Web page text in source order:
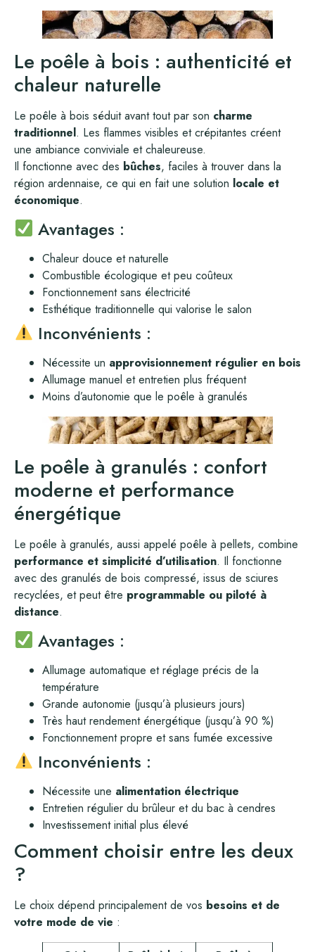
Le poêle à bois : authenticité et
chaleur naturelle
Le poêle à bois séduit avant tout par son charme
traditionnel. Les flammes visibles et crépitantes créent
une ambiance conviviale et chaleureuse.
Il fonctionne avec des bûches, faciles à trouver dans la
région ardennaise, ce qui en fait une solution locale et
économique.
Avantages :
Chaleur douce et naturelle
Combustible écologique et peu coûteux
Fonctionnement sans électricité
Esthétique traditionnelle qui valorise le salon
Inconvénients :
Nécessite un approvisionnement régulier en bois
Allumage manuel et entretien plus fréquent
Moins d’autonomie que le poêle à granulés
Le poêle à granulés : confort
moderne et performance
énergétique
Le poêle à granulés, aussi appelé poêle à pellets, combine
performance et simplicité d’utilisation. Il fonctionne
avec des granulés de bois compressé, issus de sciures
recyclées, et peut être programmable ou piloté à
distance.
Avantages :
Allumage automatique et réglage précis de la
température
Grande autonomie (jusqu’à plusieurs jours)
Très haut rendement énergétique (jusqu’à 90 %)
Fonctionnement propre et sans fumée excessive
Inconvénients :
Nécessite une alimentation électrique
Entretien régulier du brûleur et du bac à cendres
Investissement initial plus élevé
Comment choisir entre les deux
?
Le choix dépend principalement de vos besoins et de
votre mode de vie :